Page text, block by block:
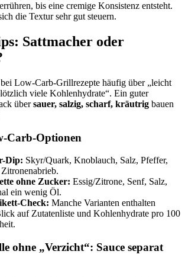
bis eine cremige Konsistenz entsteht.
die Textur sehr gut steuern.
Sattmacher oder
bei Low-Carb-Grillrezepte häufig über „leicht
viele Kohlenhydrate“. Ein guter
übersauer, salzig, scharf, kräutrig bauen
Carb-Optionen
Dip: Skyr/Quark, Knoblauch, Salz, Pfeffer,
ohne Zucker: Essig/Zitrone, Senf, Salz,
ein wenig Öl.
Check: Manche Varianten enthalten
auf Zutatenliste und Kohlenhydrate pro 100
ohne „Verzicht“: Sauce separat